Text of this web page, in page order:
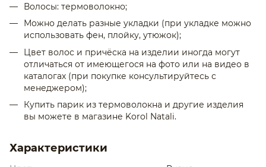
Волосы: термоволокно;
Можно делать разные укладки (при укладке можно
использовать фен, плойку, утюжок);
Цвет волос и причёска на изделии иногда могут
отличаться от имеющегося на фото или на видео в
каталогах (при покупке консультируйтесь с
менеджером);
Купить парик из термоволокна и другие изделия
вы можете в магазине Korol Natali.
Характеристики